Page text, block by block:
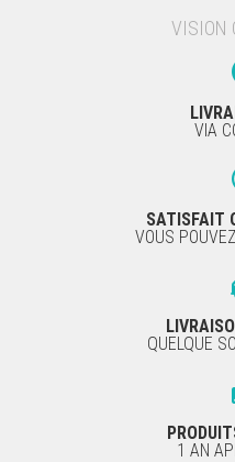
VISION
VIA
SATISFAIT
VOUS
QUELQUE
1 AN